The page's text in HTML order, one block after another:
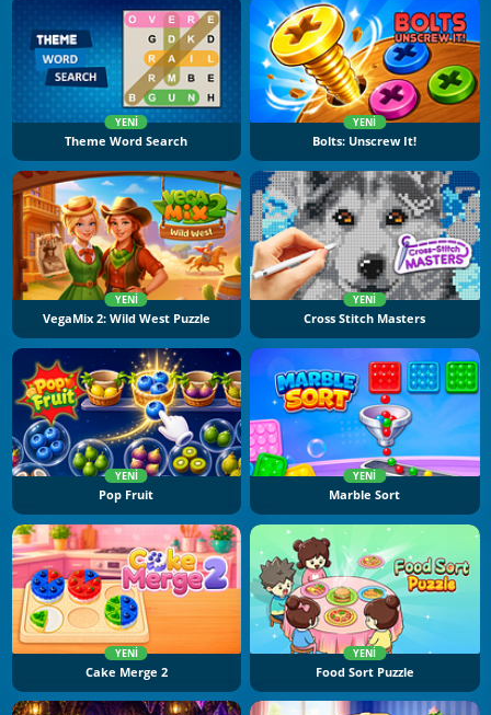
YENI
Theme Word Search
YENI
Bolts: Unscrew It!
YENI
VegaMix 2: Wild West Puzzle
YENI
Cross Stitch Masters
YENI
Pop Fruit
YENI
Marble Sort
YENI
Cake Merge 2
YENI
Food Sort Puzzle